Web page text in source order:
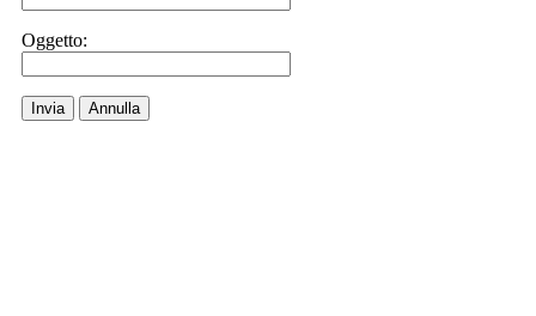
Oggetto:
Invia Annulla